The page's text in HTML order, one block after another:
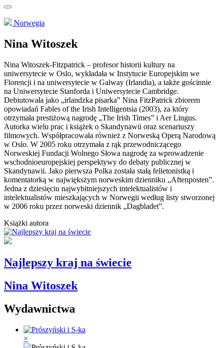
Norwegia
Nina Witoszek
Nina Witoszek-Fitzpatrick – profesor historii kultury na
uniwersytecie w Oslo, wykładała w Instytucie Europejskim we
Florencji i na uniwersytecie w Galway (Irlandia), a także gościnnie
na Uniwersytecie Stanforda i Uniwersytecie Cambridge.
Debiutowała jako „irlandzka pisarka” Nina FitzPatrick zbiorem
opowiadań Fables of the Irish Intelligentsia (2003), za który
otrzymała prestiżową nagrodę „The Irish Times” i Aer Lingus.
Autorka wielu prac i książek o Skandynawii oraz scenariuszy
filmowych. Współpracowała również z Norweską Operą Narodową
w Oslo. W 2005 roku otrzymała z rąk przewodniczącego
Norweskiej Fundacji Wolnego Słowa nagrodę za wprowadzenie
wschodnioeuropejskiej perspektywy do debaty publicznej w
Skandynawii. Jako pierwsza Polka została stałą felietonistką i
komentatorką w największym norweskim dzienniku „Aftenposten”.
Jedna z dziesięciu najwybitniejszych intelektualistów i
intelektualistów mieszkających w Norwegii według listy stworzonej
w 2006 roku przez norweski dziennik „Dagbladet”.
Książki autora
Najlepszy kraj na świecie
Nina Witoszek
Wydawnictwa
×